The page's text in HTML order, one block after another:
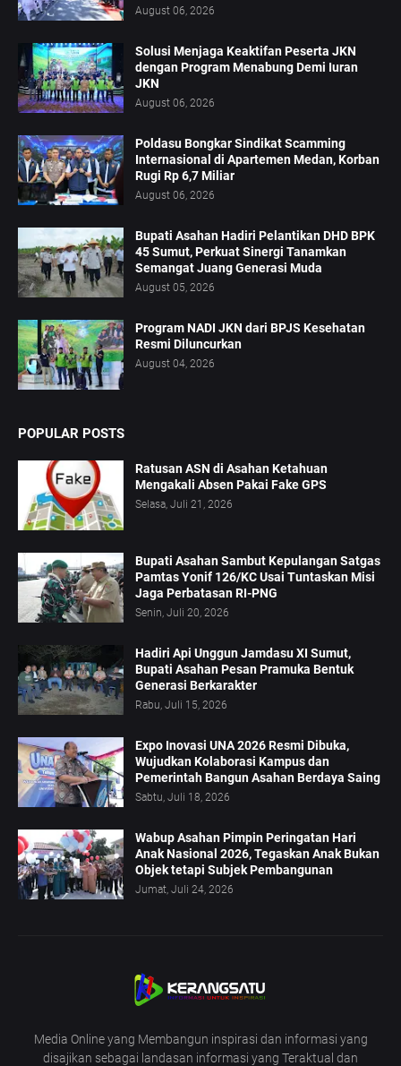
August 06, 2026
Solusi Menjaga Keaktifan Peserta JKN
dengan Program Menabung Demi Iuran
JKN
August 06, 2026
Poldasu Bongkar Sindikat Scamming
Internasional di Apartemen Medan, Korban
Rugi Rp 6,7 Miliar
August 06, 2026
Bupati Asahan Hadiri Pelantikan DHD BPK
45 Sumut, Perkuat Sinergi Tanamkan
Semangat Juang Generasi Muda
August 05, 2026
Program NADI JKN dari BPJS Kesehatan
Resmi Diluncurkan
August 04, 2026
POPULAR POSTS
Ratusan ASN di Asahan Ketahuan
Mengakali Absen Pakai Fake GPS
Selasa, Juli 21, 2026
Bupati Asahan Sambut Kepulangan Satgas
Pamtas Yonif 126/KC Usai Tuntaskan Misi
Jaga Perbatasan RI-PNG
Senin, Juli 20, 2026
Hadiri Api Unggun Jamdasu XI Sumut,
Bupati Asahan Pesan Pramuka Bentuk
Generasi Berkarakter
Rabu, Juli 15, 2026
Expo Inovasi UNA 2026 Resmi Dibuka,
Wujudkan Kolaborasi Kampus dan
Pemerintah Bangun Asahan Berdaya Saing
Sabtu, Juli 18, 2026
Wabup Asahan Pimpin Peringatan Hari
Anak Nasional 2026, Tegaskan Anak Bukan
Objek tetapi Subjek Pembangunan
Jumat, Juli 24, 2026
Media Online yang Membangun inspirasi dan informasi yang
disajikan sebagai landasan informasi yang Teraktual dan